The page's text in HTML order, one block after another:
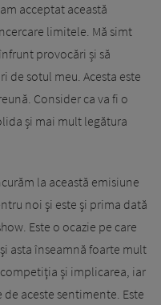
acceptat această
limitele. Mă simt
provocări și să
de sotul meu. Acesta este
Consider ca va fi o
și mai mult legătura
la această emisiune
noi şi este şi prima dată
Este o ocazie pe care
asta înseamnă foarte mult
şi implicarea, iar
aceste sentimente. Este